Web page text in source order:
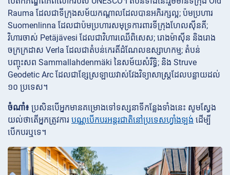
Rauma ដែលជាទីក្រុងសម័យកណ្តាលដែលបានអភិរក្សល្អ; ប៉មប្រហារ
Suomenlinna ដែលជាប៉មប្រហារសមុទ្រការពារទីក្រុងហែលស៊ីនគី;
វិហារចាស់ Petäjävesi ដែលជាវិហារឈើពិសេស; រោងម៉ាស៊ីន និងរោង
ចក្រក្រដាស Verla ដែលជាតំបន់កេរតិ៍ដំណែលឧស្សាហកម្ម; តំបន់
បញ្ចុះសព Sammallahdenmäki នៃសម័យសំរឹទ្ធិ; និង Struve
Geodetic Arc ដែលជាខ្សែស្រឡាយវាស់វែងវិទ្យាសាស្ត្រដែលបន្លាយដល់
១០ ប្រទេស។
ចំណាំ៖ ប្រសិនបើអ្នកមានគម្រោងទៅទស្សនាទីកន្លែងទាំងនេះ សូមស្វែង
យល់ថាតើអ្នកត្រូវការ បណ្ណបើកបរអន្តរជាតិនៅប្រទេសហ្វាំងឡង់ ដើម្បី
បើកបរឬទេ។